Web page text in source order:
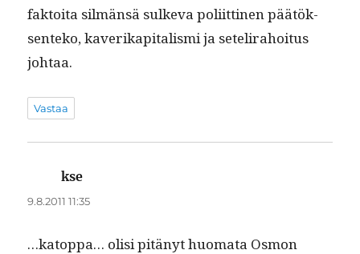
fak­toi­ta silmän­sä sulke­va poli­it­ti­nen päätök­
sen­teko, kaverikap­i­tal­is­mi ja setelira­hoi­tus
johtaa.
Vastaa
kse
9.8.2011 11:35
…katop­pa… olisi pitänyt huo­ma­ta Osmon